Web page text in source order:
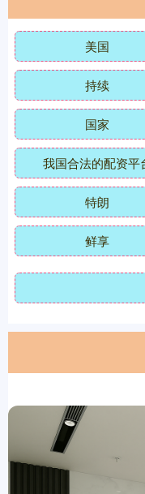
美国
持续
国家
我国合法的配资平
特朗
鲜享